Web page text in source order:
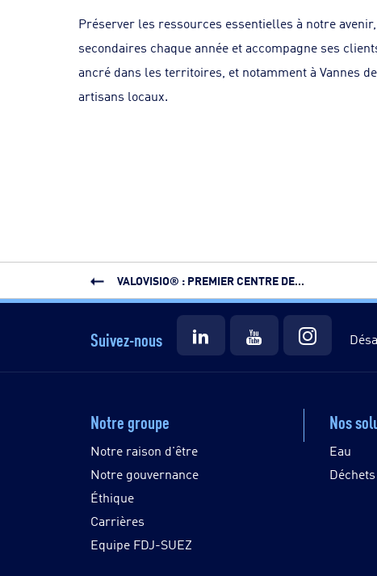
Préserver les ressources essentielles à notre
secondaires chaque année et accompagne ses
ancré dans les territoires, et notamment à Vannes
artisans locaux.
VALOVISIO® : PREMIER CENTRE DE...
Suivez-nous
Notre groupe
Notre raison d'être
Notre gouvernance
Éthique
Carrières
Equipe FDJ-SUEZ
Nos
Eau
Déchets